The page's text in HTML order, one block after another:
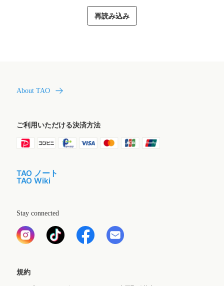
再読み込み
About TAO
ご利用いただける決済方法
TAO ノート
TAO Wiki
Stay connected
規約